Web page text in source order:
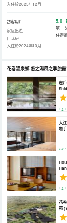
入住於2025年12月
訪客用戶
家庭出遊
日式房
入住於2024年10月
5.0
第一
住得
花巻溫泉鄉 悠之湯風之季旅館
志戶平
4.2 /
大
岩手花巻
3.9 /
Onsen
4.2 /
花